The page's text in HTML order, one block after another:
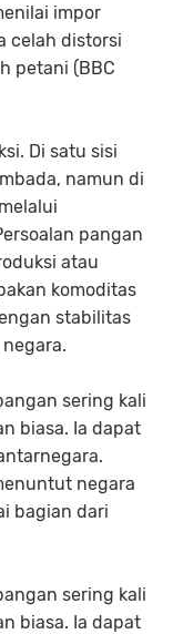
impor
celah distorsi
petani (BBC
Di satu sisi
namun di
pangan
atau
komoditas
stabilitas
sering kali
biasa. Ia dapat
negara
bagian dari
sering kali
biasa. Ia dapat